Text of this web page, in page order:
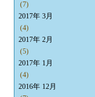
(7)
2017年 3月
(4)
2017年 2月
(5)
2017年 1月
(4)
2016年 12月